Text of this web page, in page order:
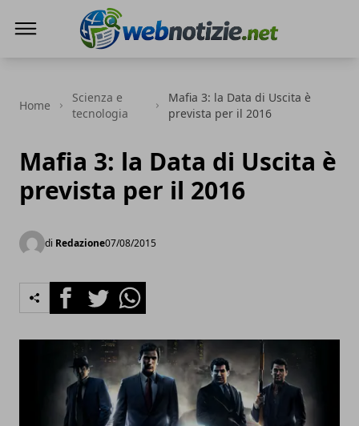
Home
Scienza e
tecnologia
Mafia 3: la Data di Uscita è
prevista per il 2016
Mafia 3: la Data di Uscita è
prevista per il 2016
di Redazione07/08/2015
FacebookTwitterWhatsapp